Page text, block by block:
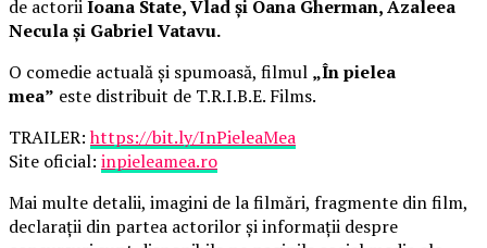
de actoriiIoana State, Vlad și Oana Gherman, Azaleea
Necula și Gabriel Vatavu.
O comedie actuală și spumoasă, filmul „În pielea
mea” este distribuit de T.R.I.B.E. Films.
TRAILER:https://bit.ly/InPieleaMea
Site oficial: inpieleamea.ro
Mai multe detalii, imagini de la filmări, fragmente din film,
declarații din partea actorilor și informații despre